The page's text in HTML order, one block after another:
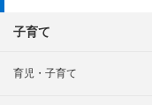
子育て
育児・子育て